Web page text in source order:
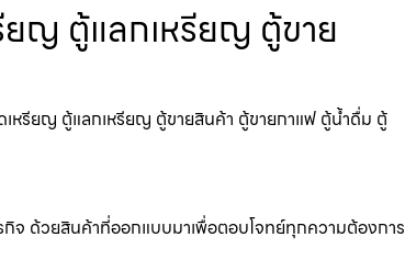
ยญ ตู้แลกเหรียญ ตู้ขาย
เหรียญ ตู้แลกเหรียญ ตู้ขายสินค้า ตู้ขายกาแฟ ตู้น้ำดื่ม ตู้
กิจ ด้วยสินค้าที่ออกแบบมาเพื่อตอบโจทย์ทุกความต้องการ